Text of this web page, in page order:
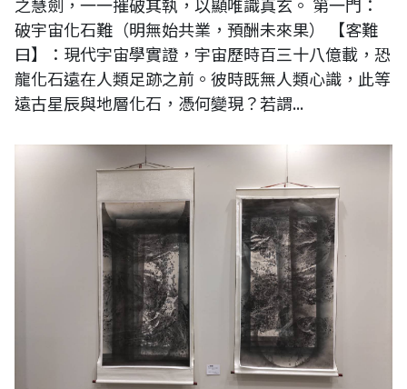
破宇宙化石難（明無始共業，預酬未來果） 【客難
曰】：現代宇宙學實證，宇宙歷時百三十八億載，恐
龍化石遠在人類足跡之前。彼時既無人類心識，此等
遠古星辰與地層化石，憑何變現？若謂...